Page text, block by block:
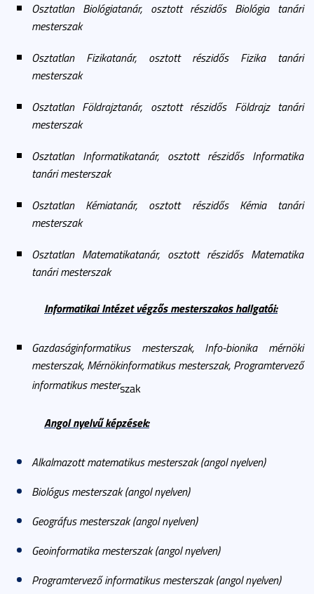
Osztatlan Biológiatanár, osztott részidős Biológia tanári
mesterszak
Osztatlan Fizikatanár, osztott részidős Fizika tanári
mesterszak
Osztatlan Földrajztanár, osztott részidős Földrajz tanári
mesterszak
Osztatlan Informatikatanár, osztott részidős Informatika
tanári mesterszak
Osztatlan Kémiatanár, osztott részidős Kémia tanári
mesterszak
Osztatlan Matematikatanár, osztott részidős Matematika
tanári mesterszak
Informatikai Intézet végzős mesterszakos hallgatói:
Gazdaságinformatikus mesterszak, Info-bionika mérnöki
mesterszak, Mérnökinformatikus mesterszak, Programtervező
informatikus mesterszak
Angol nyelvű képzések:
Alkalmazott matematikus mesterszak (angol nyelven)
Biológus mesterszak (angol nyelven)
Geográfus mesterszak (angol nyelven)
Geoinformatika mesterszak (angol nyelven)
Programtervező informatikus mesterszak (angol nyelven)